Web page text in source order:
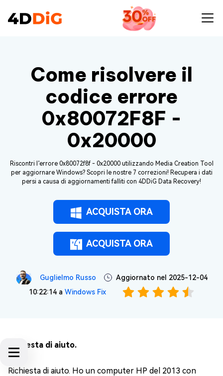
Come risolvere il
codice errore
0x80072F8F -
0x20000
Riscontri l’errore 0x80072f8f - 0x20000 utilizzando Media Creation Tool
per aggiornare Windows? Scopri le nostre 7 correzioni! Recupera i dati
persi a causa di aggiornamenti falliti con 4DDiG Data Recovery!
ACQUISTA ORA
ACQUISTA ORA
Guglielmo Russo
Aggiornato nel 2025-12-04
10:22:14 a Windows Fix
Richiesta di aiuto.
Richiesta di aiuto. Ho un computer HP del 2013 con